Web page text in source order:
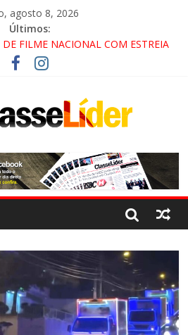
agosto 8, 2026
Últimos:
DE FILME NACIONAL COM ESTREIA
DUTRA SERÁ BLOQUEADO NO FIM
E QUELUZ NA RETA FINAL